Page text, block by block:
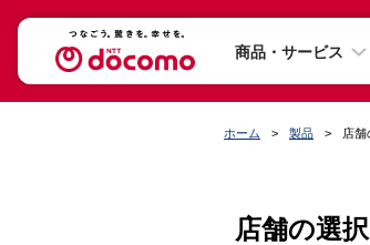
商品・サービス
ホーム 製品 店舗
店舗の選択